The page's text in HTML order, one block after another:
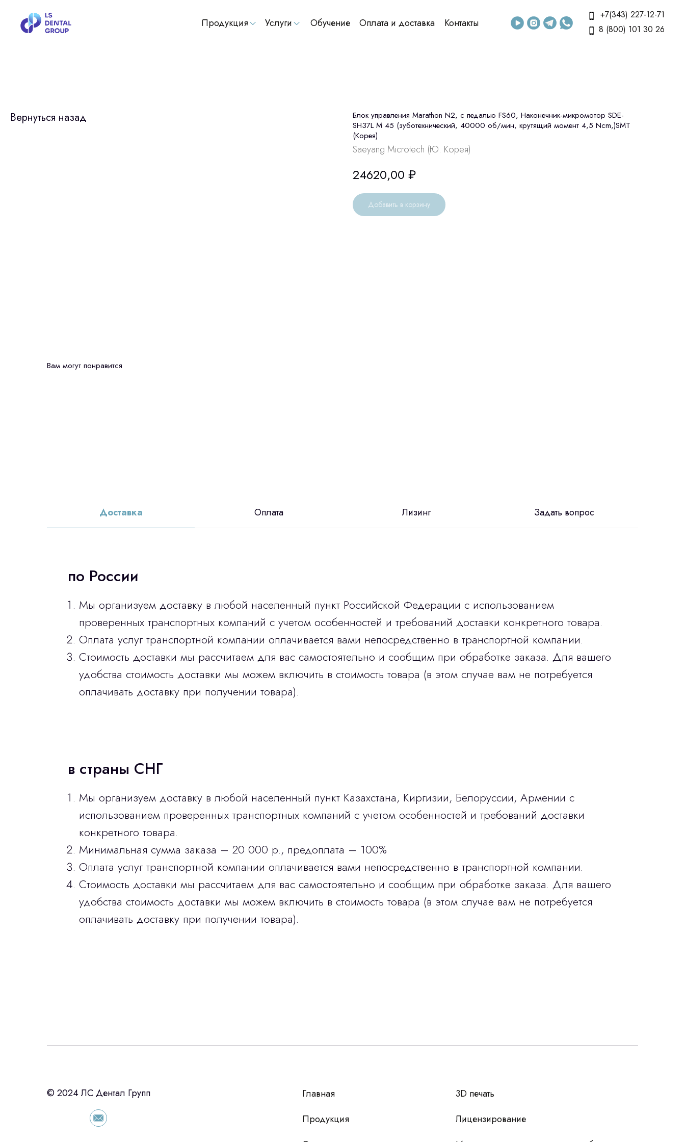
Обучение
Продукция Услуги Оплата и доставка Контакты
+7(343) 227-12-71
8 (800) 101 30 26
Вернуться назад
Блок управления Marathon N2, с педалью FS60, Наконечник-микромотор SDE-
SH37L М 45 (зуботехнический, 40000 об/мин, крутящий момент 4,5 Ncm,)SMT
(Корея)
Saeyang Microtech (Ю. Корея)
24620,00 ₽
Добавить в корзину
Вам могут понравится
Доставка Оплата Лизинг Задать вопрос
по России
Мы организуем доставку в любой населенный пункт Российской Федерации с использованием
проверенных транспортных компаний с учетом особенностей и требований доставки конкретного товара.
Оплата услуг транспортной компании оплачивается вами непосредственно в транспортной компании.
Стоимость доставки мы рассчитаем для вас самостоятельно и сообщим при обработке заказа. Для вашего
удобства стоимость доставки мы можем включить в стоимость товара (в этом случае вам не потребуется
оплачивать доставку при получении товара).
в страны СНГ
Мы организуем доставку в любой населенный пункт Казахстана, Киргизии, Белоруссии, Армении с
использованием проверенных транспортных компаний с учетом особенностей и требований доставки
конкретного товара.
Минимальная сумма заказа – 20 000 р., предоплата – 100%
Оплата услуг транспортной компании оплачивается вами непосредственно в транспортной компании.
Стоимость доставки мы рассчитаем для вас самостоятельно и сообщим при обработке заказа. Для вашего
удобства стоимость доставки мы можем включить в стоимость товара (в этом случае вам не потребуется
оплачивать доставку при получении товара).
Остались вопросы
Интересует лизинг?
с помощью нашего партнера ООО «Уралпромлизинг»
подберем выгодные условия по лизингу
оборудования, просто оставьте контакты чтобы мы
© 2024 ЛС Дентал Групп
Главная
Продукция
3D печать
Лицензирование